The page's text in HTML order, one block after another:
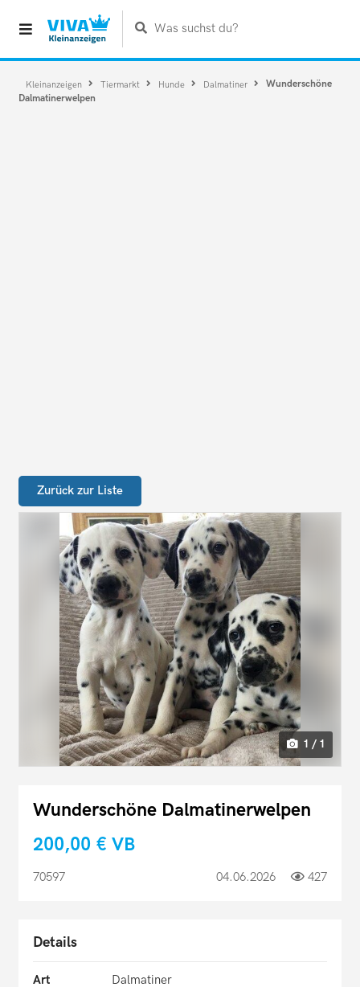
Was suchst du?
Kleinanzeigen Tiermarkt Hunde Dalmatiner
Wunderschöne
Dalmatinerwelpen
Zurück zur Liste
1 / 1
Wunderschöne Dalmatinerwelpen
200,00 € VB
70597 04.06.2026 427
Details
Art
Dalmatiner